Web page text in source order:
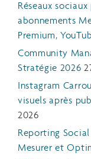
Réseaux
abonnements
Premium,
Community
Stratégie 2026
Instagram
visuels après
2026
Reporting
Mesurer et